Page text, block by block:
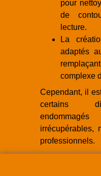
pour
de
lecture.
La
adaptés
complexe
Cependant, il
certains
irrécupérables,
professionnels.